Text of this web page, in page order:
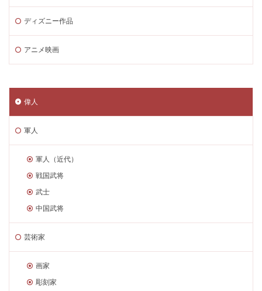
ディズニー作品
アニメ映画
偉人
軍人
軍人（近代）
戦国武将
武士
中国武将
芸術家
画家
彫刻家